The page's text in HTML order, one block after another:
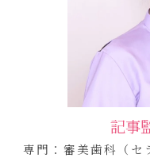
記事
専門：審美歯科（セ